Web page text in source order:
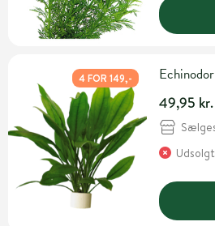
4 FOR 149,-
49,95 kr.
Udsolgt